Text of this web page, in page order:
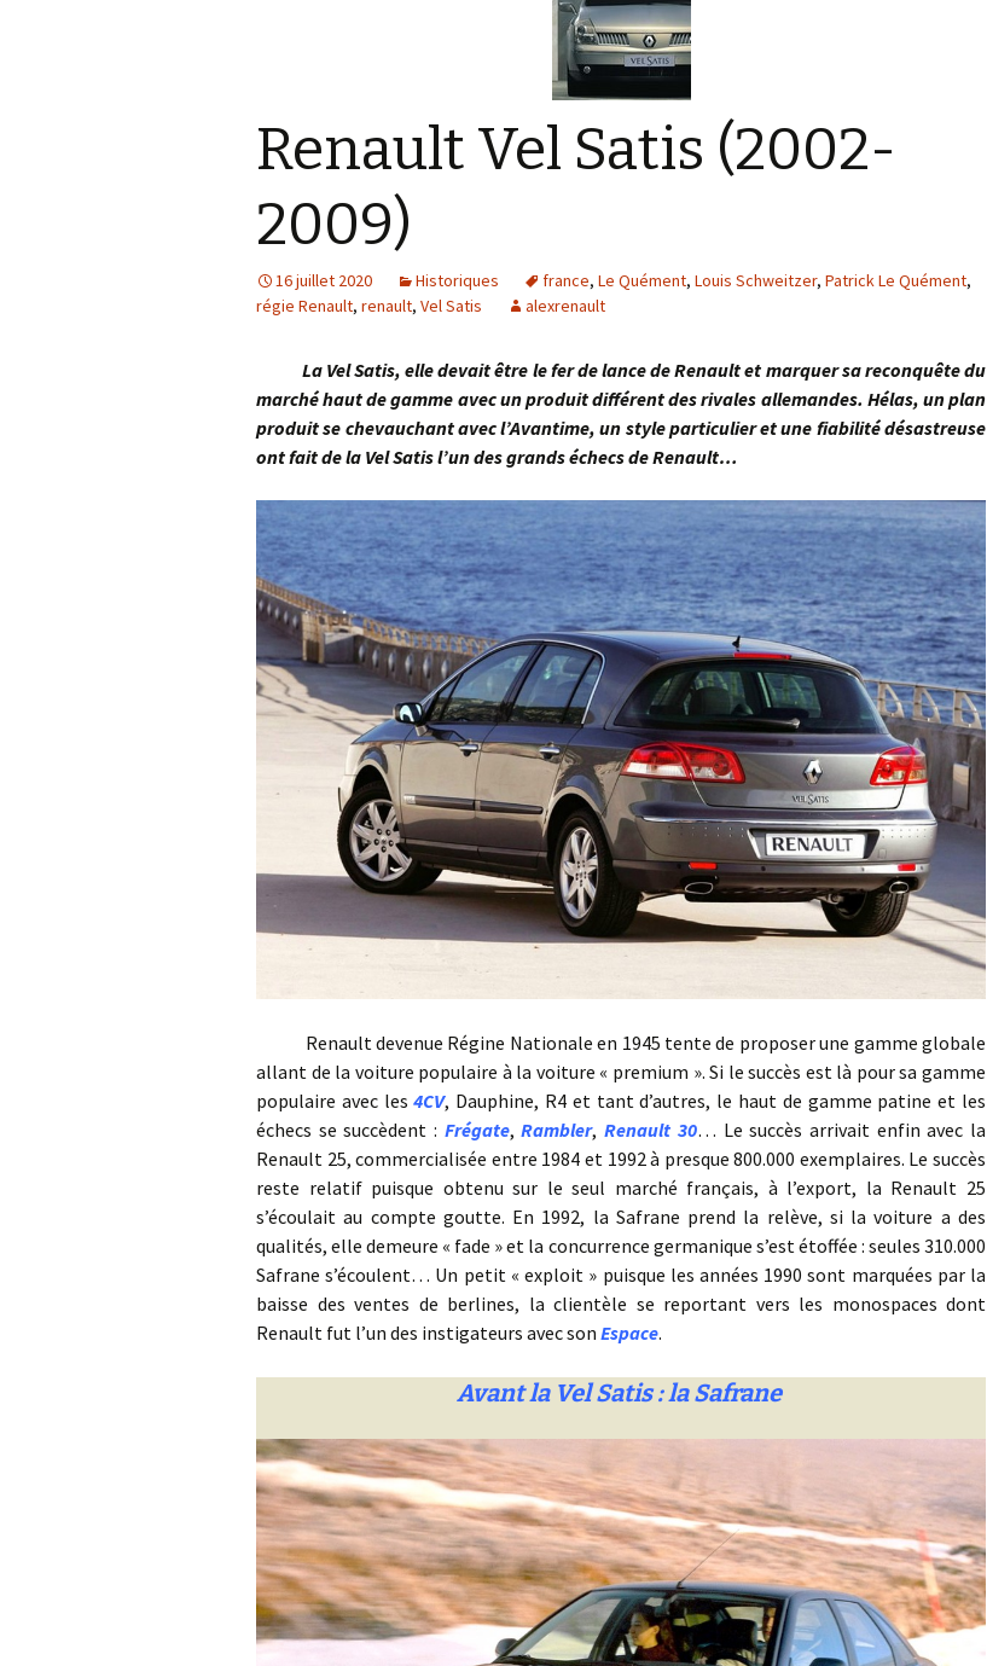
Renault Vel Satis (2002-
2009)
16 juillet 2020 Historiques france, Le Quément, Louis Schweitzer, Patrick Le Quément,
régie Renault, renault, Vel Satis alexrenault
La Vel Satis, elle devait être le fer de lance de Renault et marquer sa reconquête du
marché haut de gamme avec un produit différent des rivales allemandes. Hélas, un plan
produit se chevauchant avec l’Avantime, un style particulier et une fiabilité désastreuse
ont fait de la Vel Satis l’un des grands échecs de Renault…
Renault devenue Régine Nationale en 1945 tente de proposer une gamme globale
allant de la voiture populaire à la voiture « premium ». Si le succès est là pour sa gamme
populaire avec les4CV, Dauphine, R4 et tant d’autres, le haut de gamme patine et les
échecs se succèdent : Frégate,Rambler,Renault 30… Le succès arrivait enfin avec la
Renault 25, commercialisée entre 1984 et 1992 à presque 800.000 exemplaires. Le succès
reste relatif puisque obtenu sur le seul marché français, à l’export, la Renault 25
s’écoulait au compte goutte. En 1992, la Safrane prend la relève, si la voiture a des
qualités, elle demeure « fade » et la concurrence germanique s’est étoffée : seules 310.000
Safrane s’écoulent… Un petit « exploit » puisque les années 1990 sont marquées par la
baisse des ventes de berlines, la clientèle se reportant vers les monospaces dont
Renault fut l’un des instigateurs avec son Espace.
Avant la Vel Satis : la Safrane